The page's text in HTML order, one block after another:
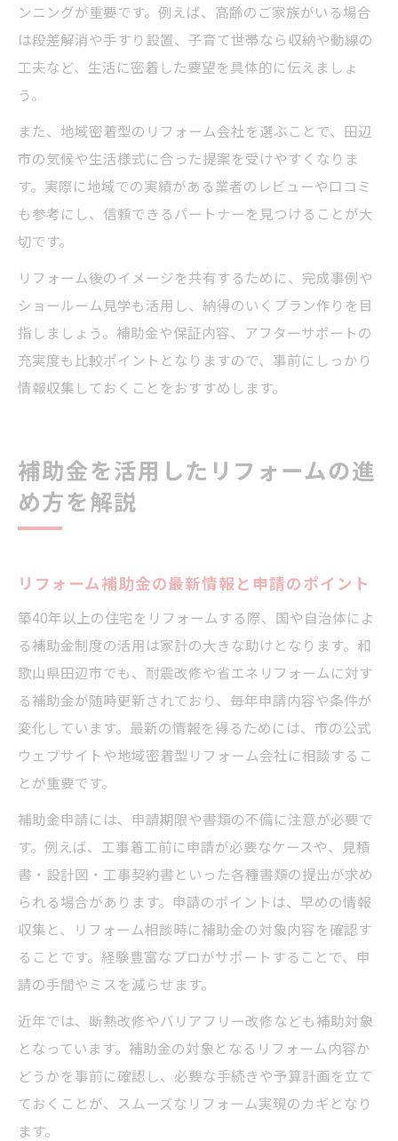
ンニングが重要です。例えば、高齢のご家族がいる場合
は段差解消や手すり設置、子育て世帯なら収納や動線の
工夫など、生活に密着した要望を具体的に伝えましょ
う。
また、地域密着型のリフォーム会社を選ぶことで、田辺
市の気候や生活様式に合った提案を受けやすくなりま
す。実際に地域での実績がある業者のレビューや口コミ
も参考にし、信頼できるパートナーを見つけることが大
切です。
リフォーム後のイメージを共有するために、完成事例や
ショールーム見学も活用し、納得のいくプラン作りを目
指しましょう。補助金や保証内容、アフターサポートの
充実度も比較ポイントとなりますので、事前にしっかり
情報収集しておくことをおすすめします。
補助金を活用したリフォームの進
め方を解説
リフォーム補助金の最新情報と申請のポイント
築40年以上の住宅をリフォームする際、国や自治体によ
る補助金制度の活用は家計の大きな助けとなります。和
歌山県田辺市でも、耐震改修や省エネリフォームに対す
る補助金が随時更新されており、毎年申請内容や条件が
変化しています。最新の情報を得るためには、市の公式
ウェブサイトや地域密着型リフォーム会社に相談するこ
とが重要です。
補助金申請には、申請期限や書類の不備に注意が必要で
す。例えば、工事着工前に申請が必要なケースや、見積
書・設計図・工事契約書といった各種書類の提出が求め
られる場合があります。申請のポイントは、早めの情報
収集と、リフォーム相談時に補助金の対象内容を確認す
ることです。経験豊富なプロがサポートすることで、申
請の手間やミスを減らせます。
近年では、断熱改修やバリアフリー改修なども補助対象
となっています。補助金の対象となるリフォーム内容か
どうかを事前に確認し、必要な手続きや予算計画を立て
ておくことが、スムーズなリフォーム実現のカギとなり
ます。